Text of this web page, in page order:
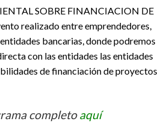
SOBRE FINANCIACION DE
realizado entre emprendedores,
bancarias, donde podremos
con las entidades las entidades
de financiación de proyectos
completoaquí